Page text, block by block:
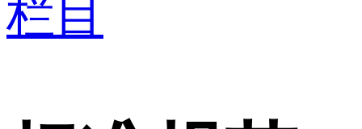
栏目